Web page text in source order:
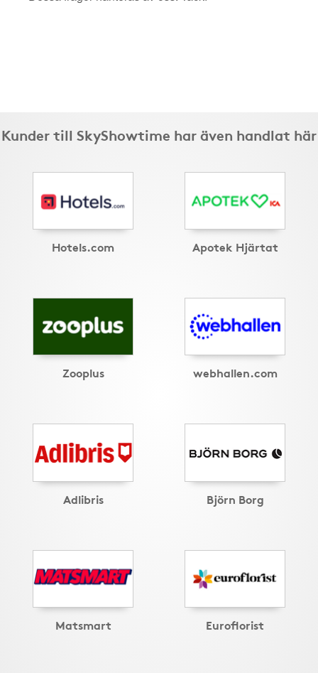
Kunder till SkyShowtime har även handlat här
Hotels.com Apotek Hjärtat
Zooplus webhallen.com
Adlibris Björn Borg
Matsmart Euroflorist